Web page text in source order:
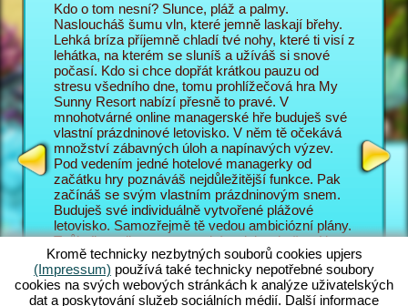
Kdo o tom nesní? Slunce, pláž a palmy.
Nasloucháš šumu vln, které jemně laskají břehy.
Lehká bríza příjemně chladí tvé nohy, které ti visí z
lehátka, na kterém se sluníš a užíváš si snové
počasí. Kdo si chce dopřát krátkou pauzu od
stresu všedního dne, tomu prohlížečová hra My
Sunny Resort nabízí přesně to pravé. V
mnohotvárné online managerské hře buduješ své
vlastní prázdninové letovisko. V něm tě očekává
množství zábavných úloh a napínavých výzev.
Pod vedením jedné hotelové managerky od
začátku hry poznáváš nejdůležitější funkce. Pak
začínáš se svým vlastním prázdninovým snem.
Buduješ své individuálně vytvořené plážové
letovisko. Samozřejmě tě vedou ambiciózní plány.
Tvůj cíl v online managerském dobrodružství je co
nejlépe obsloužit tvé hosty a vybudovat ze svého
letoviska světoznámé 5 hvězdičkové zařízení. K
tomu máš pochopitelně k dispozici nesčetné
funkce a možnosti. Čím dál se v této plážové hře
V
do role
hosty
Sunny
jsou
také s
vyplácí
pozadí
úlohy,
Skvělé
Jak své
Kromě technicky nezbytných souborů cookies upjers
(Impressum) používá také technicky nepotřebné soubory
cookies na svých webových stránkách k analýze uživatelských
dat a poskytování služeb sociálních médií. Další informace